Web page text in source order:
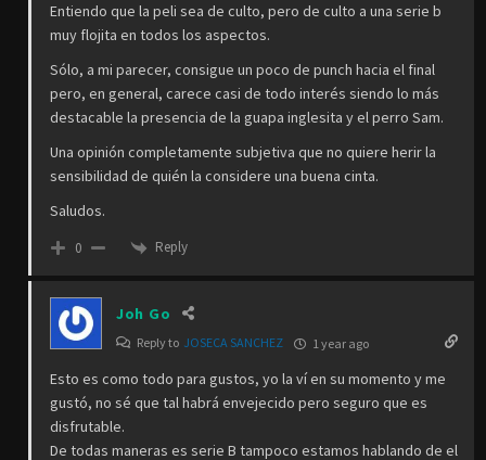
Entiendo que la peli sea de culto, pero de culto a una serie b
muy flojita en todos los aspectos.
Sólo, a mi parecer, consigue un poco de punch hacia el final
pero, en general, carece casi de todo interés siendo lo más
destacable la presencia de la guapa inglesita y el perro Sam.
Una opinión completamente subjetiva que no quiere herir la
sensibilidad de quién la considere una buena cinta.
Saludos.
0 Reply
Joh Go
Reply to JOSECA SANCHEZ 1 year ago
Esto es como todo para gustos, yo la ví en su momento y me
gustó, no sé que tal habrá envejecido pero seguro que es
disfrutable.
De todas maneras es serie B tampoco estamos hablando de el